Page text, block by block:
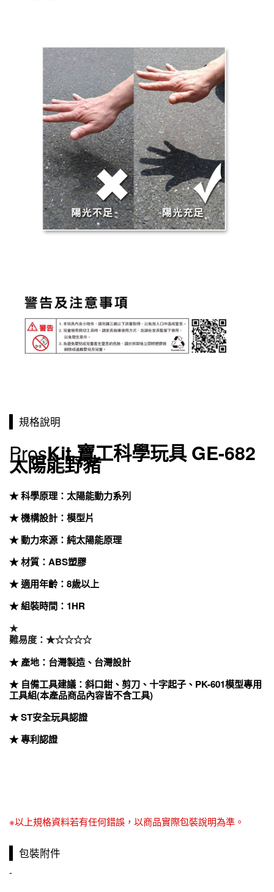
規格說明
ProsKit 寶工科學玩具 GE-682
太陽能野豬
★ 科學原理：太陽能動力系列
★ 機構設計：模型片
★ 動力來源：純太陽能原理
★ 材質：ABS塑膠
★ 適用年齡：8歲以上
★ 組裝時間：1HR
★
難易度：★☆☆☆☆
★ 產地：台灣製造、台灣設計
★ 自備工具建議：斜口鉗、剪刀、十字起子、PK-601模型專用
工具組(本產品商品內容皆不含工具)
★ ST安全玩具認證
★ 專利認證
※以上規格資料若有任何錯誤，以商品實際包裝說明為準。
包裝附件
-